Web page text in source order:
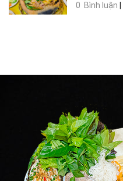
0 Bình luận